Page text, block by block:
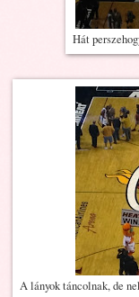
Hát
A lányok táncolnak, de